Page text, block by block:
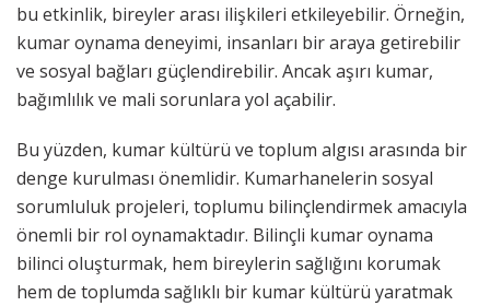
bu etkinlik, bireyler arası ilişkileri etkileyebilir. Örneğin,
kumar oynama deneyimi, insanları bir araya getirebilir
ve sosyal bağları güçlendirebilir. Ancak aşırı kumar,
bağımlılık ve mali sorunlara yol açabilir.
Bu yüzden, kumar kültürü ve toplum algısı arasında bir
denge kurulması önemlidir. Kumarhanelerin sosyal
sorumluluk projeleri, toplumu bilinçlendirmek amacıyla
önemli bir rol oynamaktadır. Bilinçli kumar oynama
bilinci oluşturmak, hem bireylerin sağlığını korumak
hem de toplumda sağlıklı bir kumar kültürü yaratmak